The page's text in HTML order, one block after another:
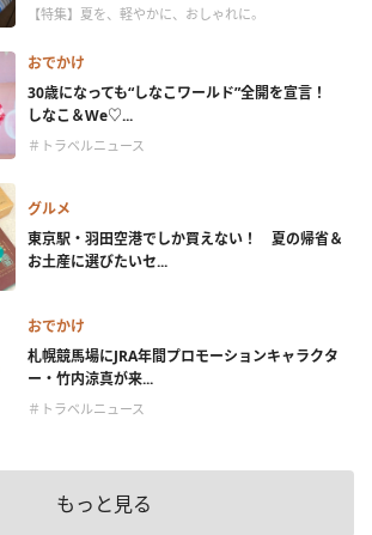
【特集】夏を、軽やかに、おしゃれに。
おでかけ
30歳になっても“しなこワールド”全開を宣言！
しなこ＆We♡...
＃トラベルニュース
グルメ
東京駅・羽田空港でしか買えない！ 夏の帰省＆
お土産に選びたいセ...
おでかけ
札幌競馬場にJRA年間プロモーションキャラクタ
ー・竹内涼真が来...
＃トラベルニュース
もっと見る